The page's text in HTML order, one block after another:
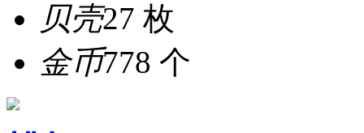
贝壳27 枚
金币778 个